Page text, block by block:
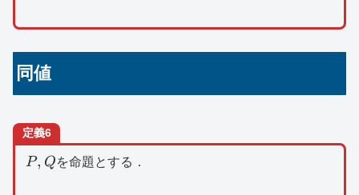
同値
定義6
P,Q
P, Qを命題とする．